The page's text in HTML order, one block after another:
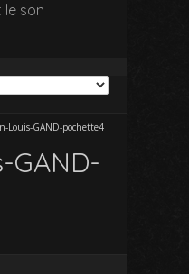
le son
Louis-GAND-pochette4
GAND-